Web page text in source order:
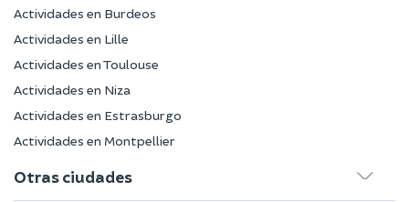
Actividades en Burdeos
Actividades en Lille
Actividades en Toulouse
Actividades en Niza
Actividades en Estrasburgo
Actividades en Montpellier
Otras ciudades